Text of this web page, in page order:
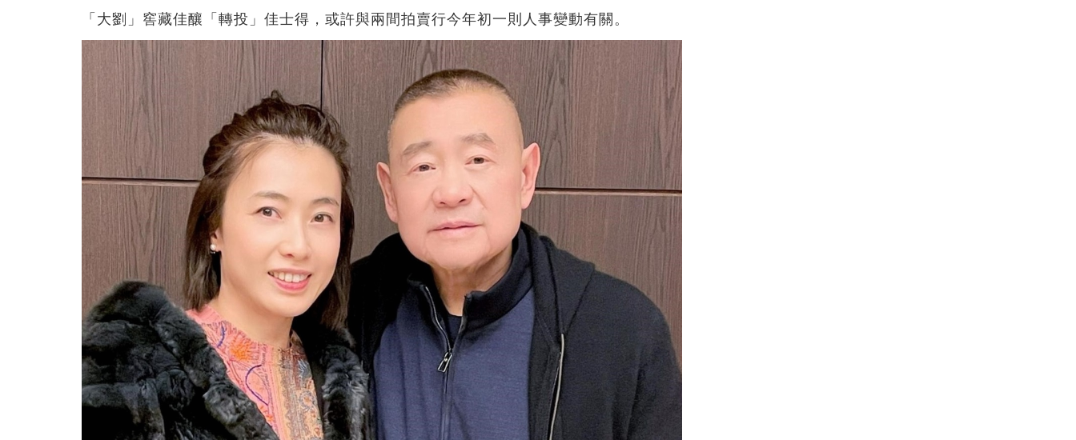
「大劉」窖藏佳釀「轉投」佳士得，或許與兩間拍賣行今年初一則人事變動有關。